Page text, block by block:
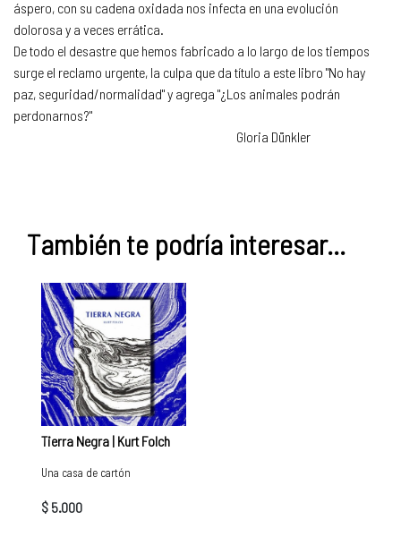
áspero, con su cadena oxidada nos infecta en una evolución
dolorosa y a veces errática.
De todo el desastre que hemos fabricado a lo largo de los tiempos
surge el reclamo urgente, la culpa que da título a este libro "No hay
paz, seguridad/normalidad" y agrega "¿Los animales podrán
perdonarnos?"
Gloria Dünkler
También te podría interesar...
Tierra Negra | Kurt Folch
Una casa de cartón
$ 5.000